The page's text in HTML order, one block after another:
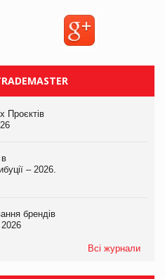
Проєктів
– 2026.
брендів
Всі журнали